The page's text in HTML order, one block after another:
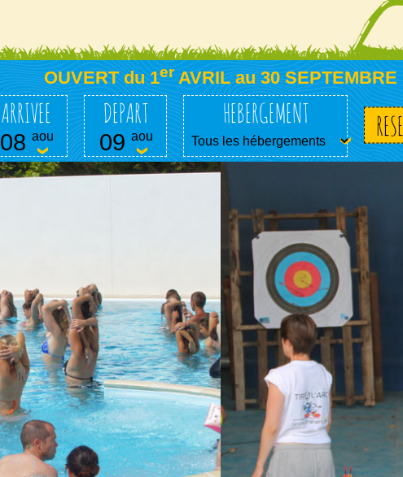
OUVERT du 1erAVRIL au 30 SEPTEMBRE
ARRIVEE
08 aou
DEPART
09 aou
HEBERGEMENT